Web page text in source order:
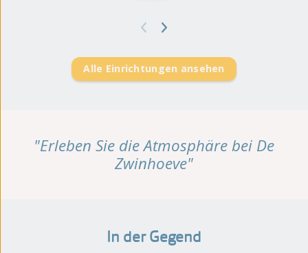
Alle Einrichtungen ansehen
"Erleben Sie die Atmosphäre bei De
Zwinhoeve"
In der Gegend